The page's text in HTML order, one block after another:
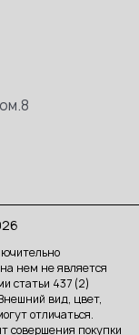
нем не является
статьи 437 (2)
вид, цвет,
отличаться.
совершения покупки